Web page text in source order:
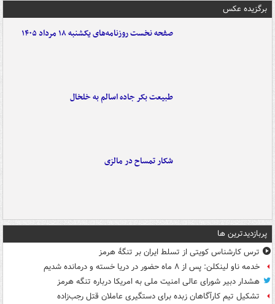
برگزیده عکس
صفحه نخست روزنامه‌های یکشنبه ۱۸ مرداد ۱۴۰۵
طبیعت بکر جاده اسالم به خلخال
شکار تمساح در مالزی
پربازدیدترین ها
ترس کارشناس کویتی از تسلط ایران بر تنگۀ هرمز
خدمه ناو لینکلن: پس از ۸ ماه حضور در دریا خسته و درمانده‌ شدیم
هشدار دبیر شورای عالی امنیت ملی به امریکا درباره تنگه هرمز
تشکیل تیم کارآگاهان زبده برای دستگیری عاملان قتل رجب‌زاده